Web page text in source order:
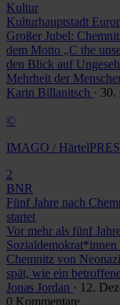
Kultur
Kulturhauptstadt
Großer Jubel:
dem Motto „C the
den Blick auf
Mehrheit der
Karin Billanitsch ·
©
IMAGO /
2
BNR
Fünf Jahre nach
startet
Vor mehr als fünf
Chemnitz von
spät, wie ein
Jonas Jordan · 12.
0 Kommentare